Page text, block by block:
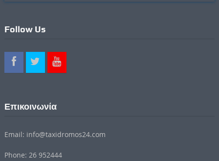
Follow Us
Επικοινωνία
Email: info@taxidromos24.com
Phone: 26 952444